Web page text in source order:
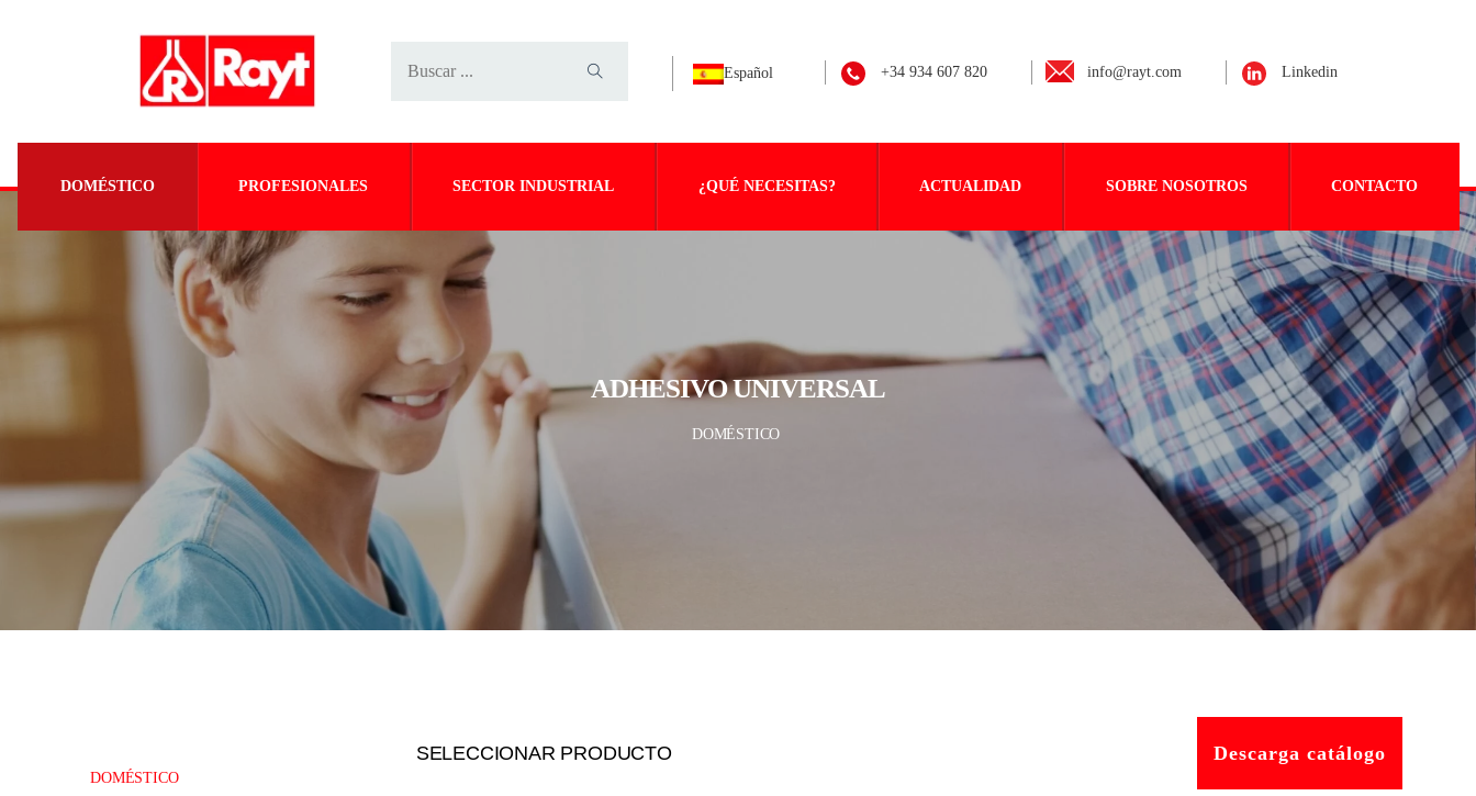
Español +34 934 607 820 info@rayt.com Linkedin
DOMÉSTICO PROFESIONALES SECTOR INDUSTRIAL ¿QUÉ NECESITAS? ACTUALIDAD SOBRE NOSOTROS CONTACTO
ADHESIVO UNIVERSAL
DOMÉSTICO
SELECCIONAR PRODUCTO Descarga catálogo
DOMÉSTICO